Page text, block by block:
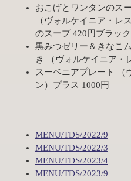
おこげとワンタンのス
（ヴォルケイニア・レ
のスープ 420円ブラッ
黒みつゼリー＆きなこ
き （ヴォルケイニア・
スーベニアプレート （
ン）プラス 1000円
MENU/TDS/2022/9
MENU/TDS/2022/3
MENU/TDS/2023/4
MENU/TDS/2023/9